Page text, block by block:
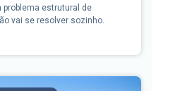
problema estrutural de
vai se resolver sozinho.